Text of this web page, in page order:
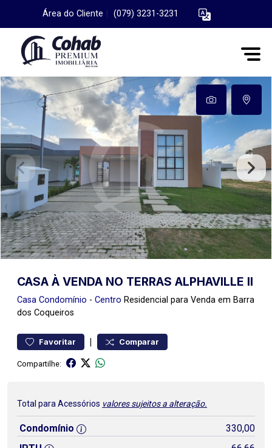
Área do Cliente (079) 3231-3231
CASA À VENDA NO TERRAS ALPHAVILLE II
Casa Condomínio - Centro Residencial para Venda em Barra
dos Coqueiros
Favoritar | Comparar
Compartilhe:
Total para Acessórios valores sujeitos a alteração.
Condomínio
330,00